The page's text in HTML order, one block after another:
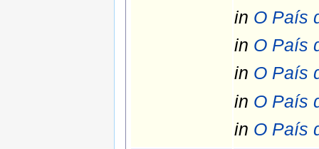
in O País
in O País
in O País
in O País
in O País